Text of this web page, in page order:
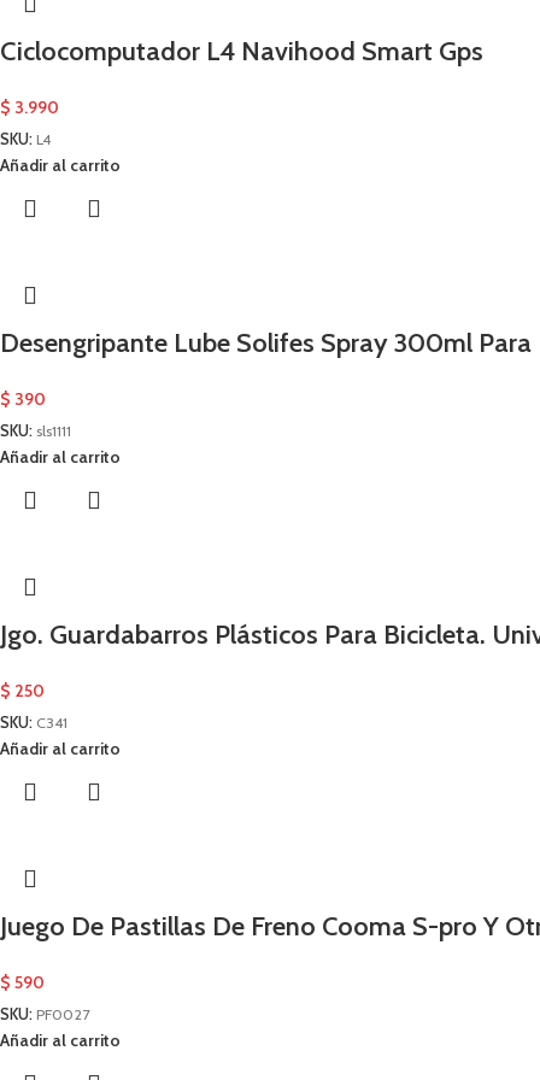
Ciclocomputador L4 Navihood Smart Gps
$ 3.990
SKU: L4
Añadir al carrito
Desengripante Lube Solifes Spray 300ml Para
$ 390
SKU: sls1111
Añadir al carrito
Jgo. Guardabarros Plásticos Para Bicicleta.
$ 250
SKU: C341
Añadir al carrito
Juego De Pastillas De Freno Cooma S-pro Y
$ 590
SKU: PF0027
Añadir al carrito